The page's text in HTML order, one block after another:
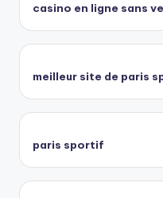
casino en ligne sans
meilleur site de paris
paris sportif